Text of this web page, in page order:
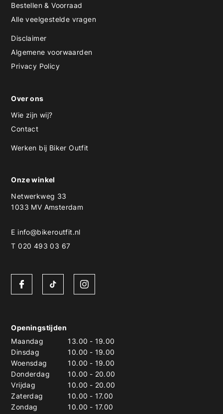
Bestellen & Voorraad
Alle veelgestelde vragen
Disclaimer
Algemene voorwaarden
Privacy Policy
Over ons
Wie zijn wij?
Contact
Werken bij Biker Outfit
Onze winkel
Netwerkweg 33
1033 MV Amsterdam
E info@bikeroutfit.nl
T 020 493 03 67
Openingstijden
Maandag
13.00 - 19.00
Dinsdag
10.00 - 19.00
Woensdag
10.00 - 19.00
Donderdag
10.00 - 20.00
Vrijdag
10.00 - 20.00
Zaterdag
10.00 - 17.00
Zondag
10.00 - 17.00